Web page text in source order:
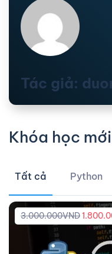
Tác giả:
Khóa học
Tất cả Python
3.000.000VND